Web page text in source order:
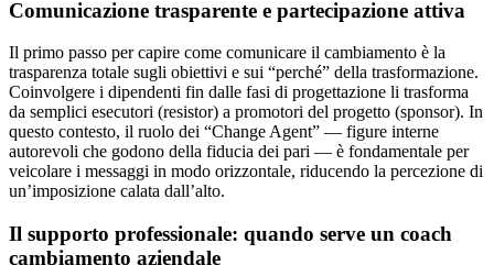
Comunicazione trasparente e partecipazione attiva
Il primo passo per capire come comunicare il cambiamento è la
trasparenza totale sugli obiettivi e sui “perché” della trasformazione.
Coinvolgere i dipendenti fin dalle fasi di progettazione li trasforma
da semplici esecutori (resistor) a promotori del progetto (sponsor). In
questo contesto, il ruolo dei “Change Agent” — figure interne
autorevoli che godono della fiducia dei pari — è fondamentale per
veicolare i messaggi in modo orizzontale, riducendo la percezione di
un’imposizione calata dall’alto.
Il supporto professionale: quando serve un coach
cambiamento aziendale